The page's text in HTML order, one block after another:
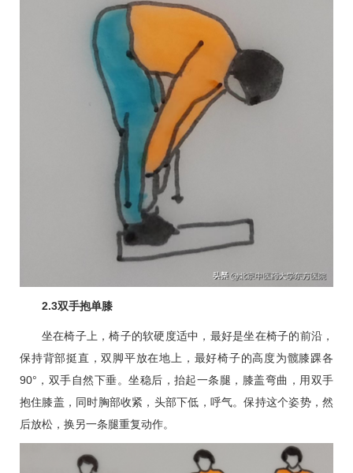
2.3双手抱单膝
坐在椅子上，椅子的软硬度适中，最好是坐在椅子的前沿，
保持背部挺直，双脚平放在地上，最好椅子的高度为髋膝踝各
90°，双手自然下垂。坐稳后，抬起一条腿，膝盖弯曲，用双手
抱住膝盖，同时胸部收紧，头部下低，呼气。保持这个姿势，然
后放松，换另一条腿重复动作。